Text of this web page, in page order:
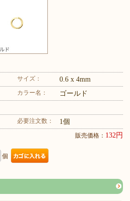
サイズ： 0.6 x 4mm
カラー名： ゴールド
必要注文数： 1個
販売価格： 132円
個